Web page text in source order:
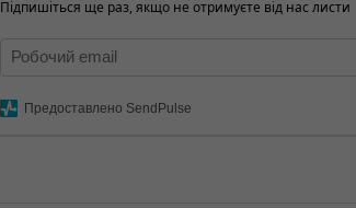
Підпишіться ще раз, якщо не отримуєте від нас листи
Предоставлено SendPulse